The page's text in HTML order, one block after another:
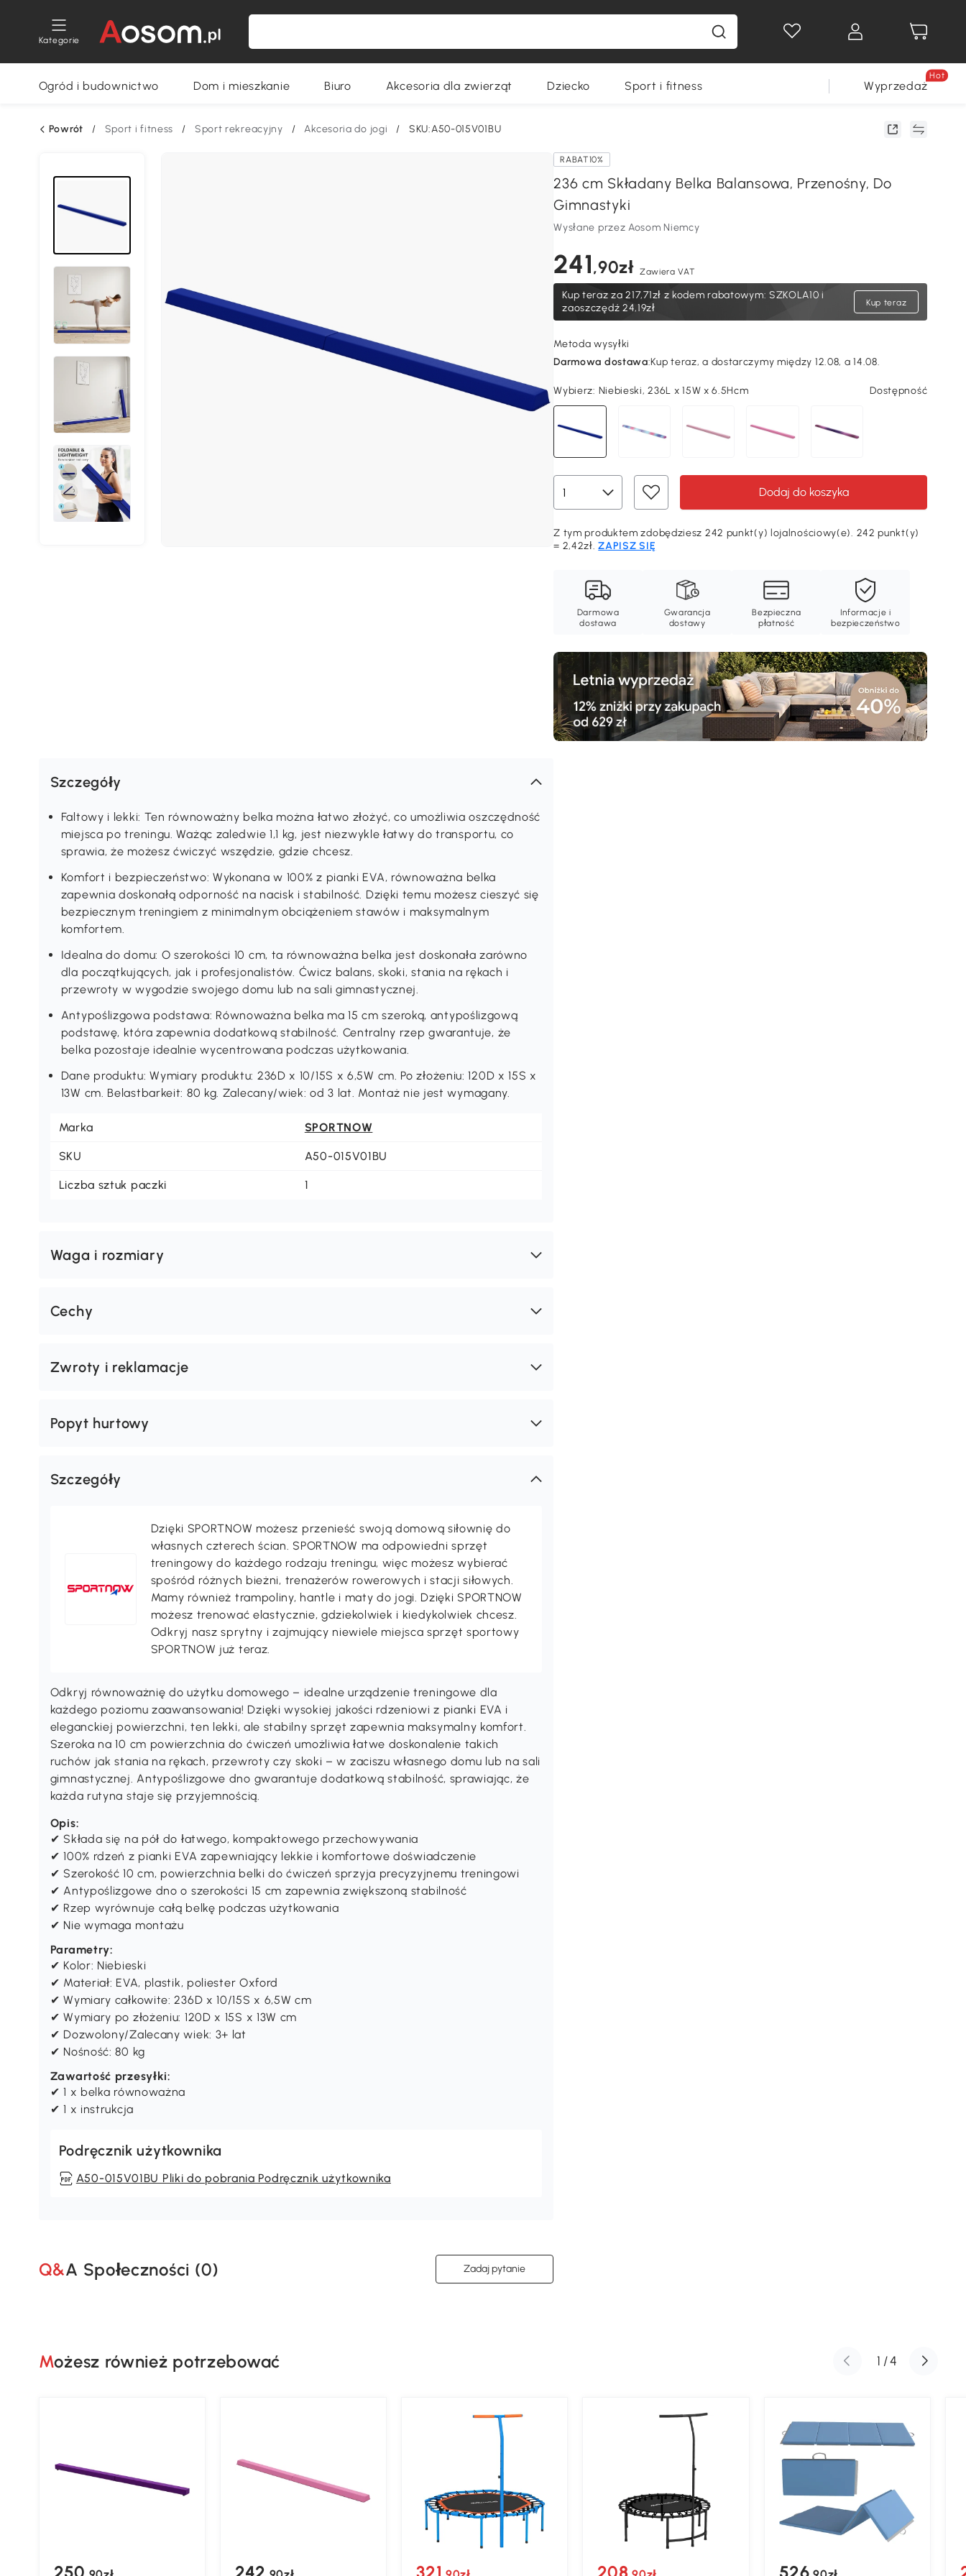
Kategorie
Ogród i budownictwo Dom i mieszkanie Biuro Akcesoria dla zwierząt Dziecko Sport i fitness Wyprzedaż
Hot
Powrót / Sport i fitness / Sport rekreacyjny / Akcesoria do jogi / SKU:A50-015V01BU
RABAT10%
236 cm Składany Belka Balansowa, Przenośny, Do
Gimnastyki
Wysłane przez Aosom Niemcy
241,90zł Zawiera VAT
Kup teraz za217,71zł z kodem rabatowym: SZKOLA10 i
zaoszczędź 24,19zł
Kup teraz
Metoda wysyłki
Darmowa dostawa:Kup teraz, a dostarczymy między 12.08, a 14.08.
Wybierz: Niebieski, 236L x 15W x 6.5Hcm Dostępność
Dodaj do koszyka
Z tym produktem zdobędziesz 242 punkt(y) lojalnościowy(e). 242 punkt(y)
= 2,42zł.ZAPISZ SIĘ
Darmowa
dostawa
Gwarancja
dostawy
Bezpieczna
płatność
Informacje i
bezpieczeństwo
Szczegóły
Faltowy i lekki: Ten równoważny belka można łatwo złożyć, co umożliwia oszczędność
miejsca po treningu. Ważąc zaledwie 1,1 kg, jest niezwykle łatwy do transportu, co
sprawia, że możesz ćwiczyć wszędzie, gdzie chcesz.
Komfort i bezpieczeństwo: Wykonana w 100% z pianki EVA, równoważna belka
bezpiecznym treningiem z minimalnym obciążeniem stawów i maksymalnym
komfortem.
dla początkujących, jak i profesjonalistów. Ćwicz balans, skoki, stania na rękach i
przewroty w wygodzie swojego domu lub na sali gimnastycznej.
podstawę, która zapewnia dodatkową stabilność. Centralny rzep gwarantuje, że
belka pozostaje idealnie wycentrowana podczas użytkowania.
Dane produktu: Wymiary produktu: 236D x 10/15S x 6,5W cm. Po złożeniu: 120D x 15S x
Marka SPORTNOW
Waga i rozmiary
Cechy
Zwroty i reklamacje
Popyt hurtowy
Dzięki SPORTNOW możesz przenieść swoją domową siłownię do
własnych czterech ścian. SPORTNOW ma odpowiedni sprzęt
treningowy do każdego rodzaju treningu, więc możesz wybierać
spośród różnych bieżni, trenażerów rowerowych i stacji siłowych.
Mamy również trampoliny, hantle i maty do jogi. Dzięki SPORTNOW
SPORTNOW już teraz.
Odkryj równoważnię do użytku domowego – idealne urządzenie treningowe dla
każdego poziomu zaawansowania! Dzięki wysokiej jakości rdzeniowi z pianki EVA i
eleganckiej powierzchni, ten lekki, ale stabilny sprzęt zapewnia maksymalny komfort.
Szeroka na 10 cm powierzchnia do ćwiczeń umożliwia łatwe doskonalenie takich
gimnastycznej. Antypoślizgowe dno gwarantuje dodatkową stabilność, sprawiając, że
każda rutyna staje się przyjemnością.
Opis:
✔ Składa się na pół do łatwego, kompaktowego przechowywania
✔ 100% rdzeń z pianki EVA zapewniający lekkie i komfortowe doświadczenie
✔ Szerokość 10 cm, powierzchnia belki do ćwiczeń sprzyja precyzyjnemu treningowi
✔ Antypoślizgowe dno o szerokości 15 cm zapewnia zwiększoną stabilność
✔ Rzep wyrównuje całą belkę podczas użytkowania
✔ Nie wymaga montażu
Parametry:
✔ Kolor: Niebieski
✔ Materiał: EVA, plastik, poliester Oxford
✔ Wymiary całkowite: 236D x 10/15S x 6,5W cm
✔ Wymiary po złożeniu: 120D x 15S x 13W cm
✔ Dozwolony/Zalecany wiek: 3+ lat
✔ Nośność: 80 kg
✔ 1 x belka równoważna
✔ 1 x instrukcja
Cena detaliczna: Twoja cena:
30,00zł rabatu, zostało tylko1h 59m 59s, aby z niego
skorzystać.